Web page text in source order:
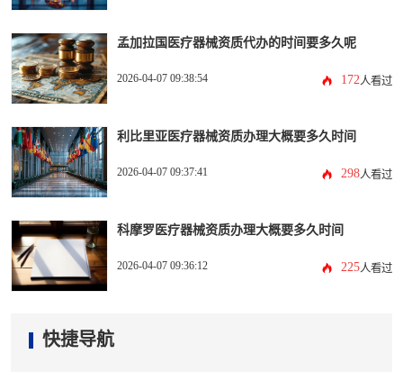
孟加拉国医疗器械资质代办的时间要多久呢
2026-04-07 09:38:54 172人看过
利比里亚医疗器械资质办理大概要多久时间
2026-04-07 09:37:41 298人看过
科摩罗医疗器械资质办理大概要多久时间
2026-04-07 09:36:12 225人看过
快捷导航